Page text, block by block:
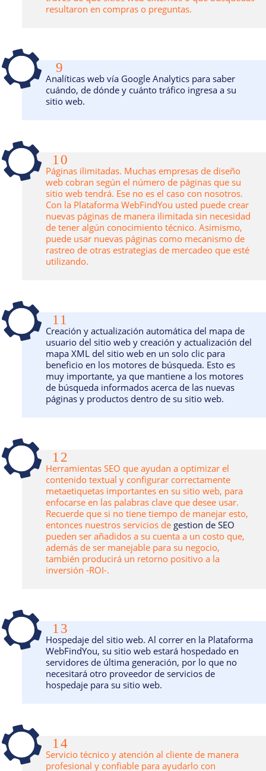
resultaron en compras o preguntas.
9
Analíticas web vía Google Analytics para saber
cuándo, de dónde y cuánto tráfico ingresa a su
sitio web.
10
Páginas ilimitadas. Muchas empresas de diseño
web cobran según el número de páginas que su
sitio web tendrá. Ese no es el caso con nosotros.
Con la Plataforma WebFindYou usted puede crear
nuevas páginas de manera ilimitada sin necesidad
de tener algún conocimiento técnico. Asimismo,
puede usar nuevas páginas como mecanismo de
rastreo de otras estrategias de mercadeo que esté
utilizando.
11
Creación y actualización automática del mapa de
usuario del sitio web y creación y actualización del
mapa XML del sitio web en un solo clic para
beneficio en los motores de búsqueda. Esto es
muy importante, ya que mantiene a los motores
de búsqueda informados acerca de las nuevas
páginas y productos dentro de su sitio web.
12
Herramientas SEO que ayudan a optimizar el
contenido textual y configurar correctamente
metaetiquetas importantes en su sitio web, para
enfocarse en las palabras clave que desee usar.
Recuerde que si no tiene tiempo de manejar esto,
entonces nuestros servicios de gestion de SEO
pueden ser añadidos a su cuenta a un costo que,
además de ser manejable para su negocio,
también producirá un retorno positivo a la
inversión -ROI-.
13
Hospedaje del sitio web. Al correr en la Plataforma
WebFindYou, su sitio web estará hospedado en
servidores de última generación, por lo que no
necesitará otro proveedor de servicios de
hospedaje para su sitio web.
14
Servicio técnico y atención al cliente de manera
profesional y confiable para ayudarlo con